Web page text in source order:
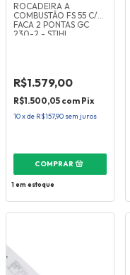
ROCADEIRA A
COMBUSTÃO FS 55 C/
FACA 2 PONTAS GC
230-2 - STIHL
R$1.579,00
R$1.500,05 com Pix
10xde R$157,90 sem juros
1em estoque